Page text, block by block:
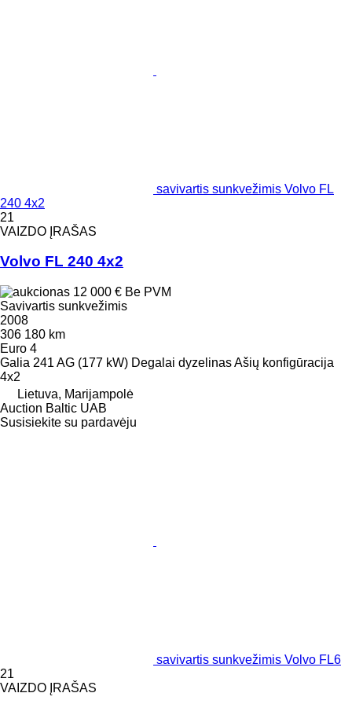
savivartis sunkvežimis Volvo FL
240 4x2
21
VAIZDO ĮRAŠAS
Volvo FL 240 4x2
12 000 € Be PVM
Savivartis sunkvežimis
2008
306 180 km
Euro 4
Galia 241 AG (177 kW) Degalai dyzelinasAšių konfigūracija
4x2
Lietuva, Marijampolė
Auction Baltic UAB
Susisiekite su pardavėju
savivartis sunkvežimis Volvo FL6
21
VAIZDO ĮRAŠAS